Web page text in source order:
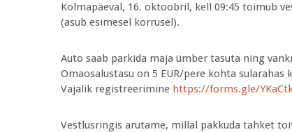
Kolmapäeval, 16. oktoobril, kell 09:45 toimub
(asub esimesel korrusel).
Auto saab parkida maja ümber tasuta ning
Omaosalustasu on 5 EUR/pere kohta sularahas
Vajalik registreerimine https://forms.gle/
Vestlusringis arutame, millal pakkuda tahket